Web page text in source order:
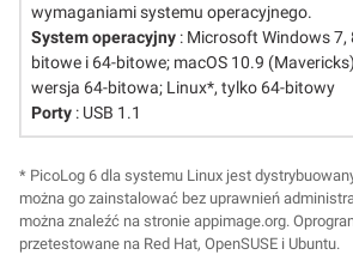
wymaganiami systemu operacyjnego.
System operacyjny : Microsoft Windows 7,
bitowe i 64-bitowe; macOS 10.9
wersja 64-bitowa; Linux*, tylko 64-bitowy
Porty : USB 1.1
* PicoLog 6 dla systemu Linux jest
można go zainstalować bez uprawnień
można znaleźć na stronie appimage.org.
przetestowane na Red Hat, OpenSUSE i Ubuntu.